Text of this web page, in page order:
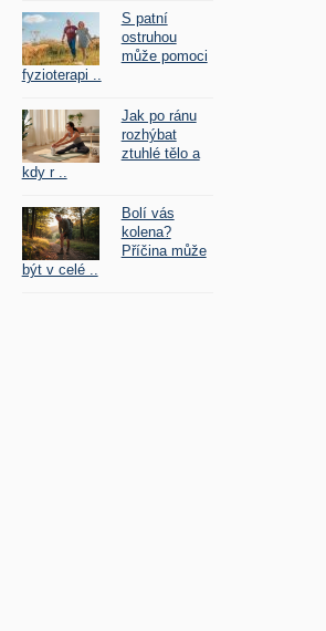
S patní
ostruhou
může pomoci
fyzioterapi ..
Jak po ránu
rozhýbat
ztuhlé tělo a
kdy r ..
Bolí vás
kolena?
Příčina může
být v celé ..